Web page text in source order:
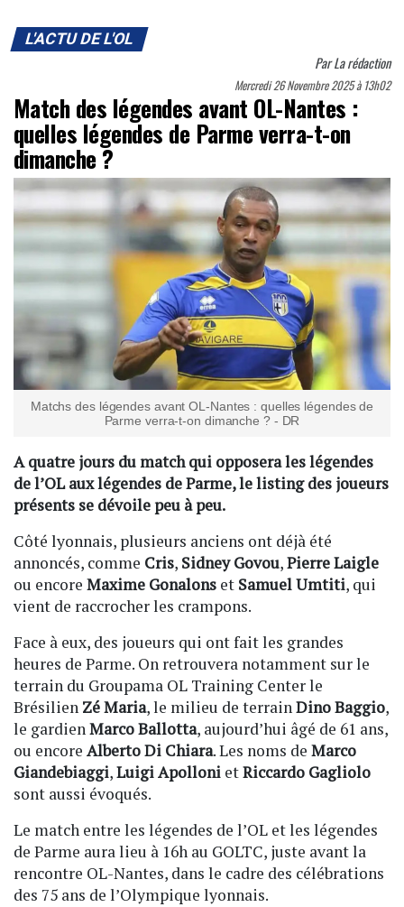
L'ACTU DE L'OL
ParLa rédaction
Mercredi 26 Novembre 2025 à 13h02
Match des légendes avant OL-Nantes :
quelles légendes de Parme verra-t-on
dimanche ?
Matchs des légendes avant OL-Nantes : quelles légendes de
Parme verra-t-on dimanche ? - DR
A quatre jours du match qui opposera les légendes
de l’OL aux légendes de Parme, le listing des joueurs
présents se dévoile peu à peu.
Côté lyonnais, plusieurs anciens ont déjà été
annoncés, comme Cris, Sidney Govou,Pierre Laigle
ou encore Maxime Gonalons et Samuel Umtiti, qui
vient de raccrocher les crampons.
Face à eux, des joueurs qui ont fait les grandes
heures de Parme. On retrouvera notamment sur le
terrain du Groupama OL Training Center le
Brésilien Zé Maria, le milieu de terrainDino Baggio,
le gardienMarco Ballotta, aujourd’hui âgé de 61 ans,
ou encore Alberto Di Chiara. Les noms de Marco
Giandebiaggi,Luigi Apolloni etRiccardo Gagliolo
sont aussi évoqués.
Le match entre les légendes de l’OL et les légendes
de Parme aura lieu à 16h au GOLTC, juste avant la
rencontre OL-Nantes, dans le cadre des célébrations
des 75 ans de l’Olympique lyonnais.